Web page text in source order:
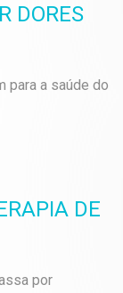
DORES
para a saúde do
DE
por